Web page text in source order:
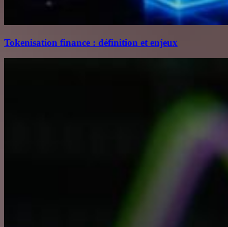
Tokenisation finance : définition et enjeux